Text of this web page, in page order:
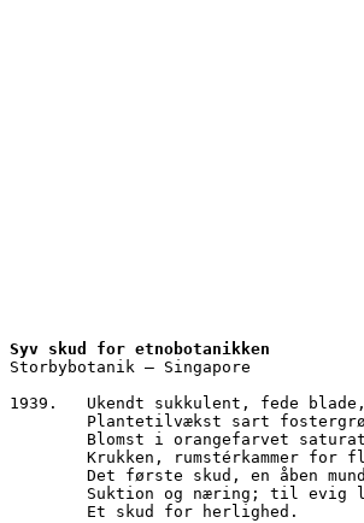
Syv skud for etnobotanikken
Storbybotanik – Singapore
1939.	Ukendt sukkulent, fede blade,
Plantetilvækst sart
Blomst i orangefarvet
Krukken, rumstérkammer for
Det første skud, en åben
Suktion og næring; til evig
        Et skud for herlighed.